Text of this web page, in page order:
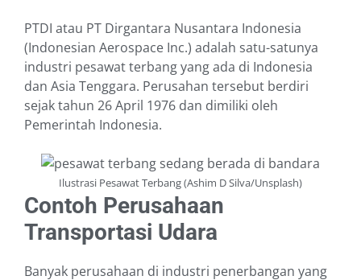
PTDI atau PT Dirgantara Nusantara Indonesia
(Indonesian Aerospace Inc.) adalah satu-satunya
industri pesawat terbang yang ada di Indonesia
dan Asia Tenggara. Perusahan tersebut berdiri
sejak tahun 26 April 1976 dan dimiliki oleh
Pemerintah Indonesia.
Ilustrasi Pesawat Terbang (Ashim D Silva/Unsplash)
Contoh Perusahaan
Transportasi Udara
Banyak perusahaan di industri penerbangan yang